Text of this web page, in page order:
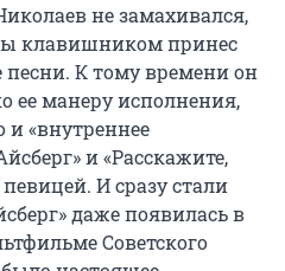
не замахивался,
клавишником принес
К тому времени он
ее манеру исполнения,
«внутреннее
и «Расскажите,
И сразу стали
даже появилась в
Советского